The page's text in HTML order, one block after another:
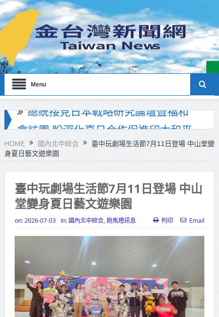
Menu
北市政府員工親子日登場！ 蔣萬
安：亮眼市政榮譽歸功每一位同仁
工研院推出「畜牧場保全機器人」
守護農場安全
竹市消防博物館1樓開館 邀市民走進
市定古蹟體驗消防文化
導信 嚴防境外勢力介選邀請村里長一
齊維繫公平選舉
彰化聯合捐贈4輛高規格救護車 首配
全自動電動擔架床
HOME 國內北中綜合
臺中玩劇場生活節7月11日登場 中山堂變
身夏日藝文遊樂園
臺中玩劇場生活節7月11日登場 中山
堂變身夏日藝文遊樂園
on: 2026-07-03 In: 國內北中綜合, 跑馬燈訊息 列印 Email